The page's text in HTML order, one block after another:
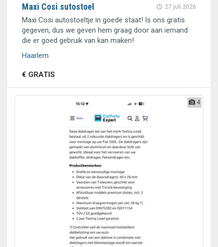
27 juli 2026
Maxi Cosi sutostoel
Maxi Cosi autostoeltje in goede staat! Is ons gratis
gegeven, dus we geven hem graag door aan iemand
die er goed gebruik van kan maken!
Haarlem
€ GRATIS
4